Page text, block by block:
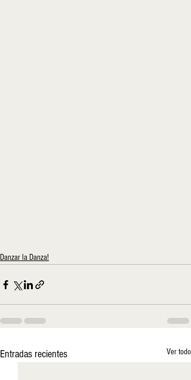
Danzar la Danza!
Entradas recientes Ver todo